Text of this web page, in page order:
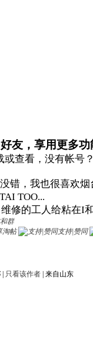
友，享用更多
或查看，没有帐号
错，我也很喜欢烟
TOO...
修的工人给粘在I
群
淘帖
支持|赞同
只看该作者 来自山东